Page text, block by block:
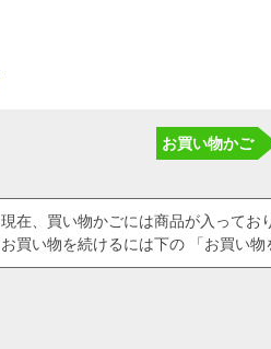
お買い物かご
現在、買い物かごには商品が入ってお
お買い物を続けるには下の 「お買い物